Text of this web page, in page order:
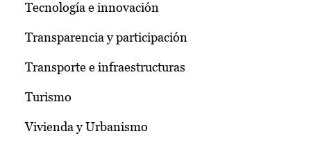
Tecnología e innovación
Transparencia y participación
Transporte e infraestructuras
Turismo
Vivienda y Urbanismo